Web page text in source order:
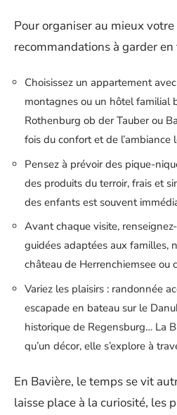
Pour organiser au mieux
recommandations à garder en
Choisissez un appartement
montagnes ou un hôtel familial
Rothenburg ob der Tauber ou
fois du confort et de l’ambiance
Pensez à prévoir des pique-
des produits du terroir, frais et
des enfants est souvent
Avant chaque visite,
guidées adaptées aux familles,
château de Herrenchiemsee ou
Variez les plaisirs : randonnée
escapade en bateau sur le
historique de Regensburg… La
qu’un décor, elle s’explore à
En Bavière, le temps se vit
laisse place à la curiosité, les